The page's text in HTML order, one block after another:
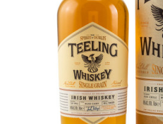
Wunsch nach etwas neuem wieder zu wachsen. Dann kam die
Neugründung und Alex Chasko ein Mann
Handwerk und Genuss versteht. Im
aus einer neuen Destillerie. Die Liebe zum Handwerk und guten
Produkten machen diesen ganz eigenen, spannenden Ton von
Teeling Whiskey aus!
TEELINGS WHISKEY IM